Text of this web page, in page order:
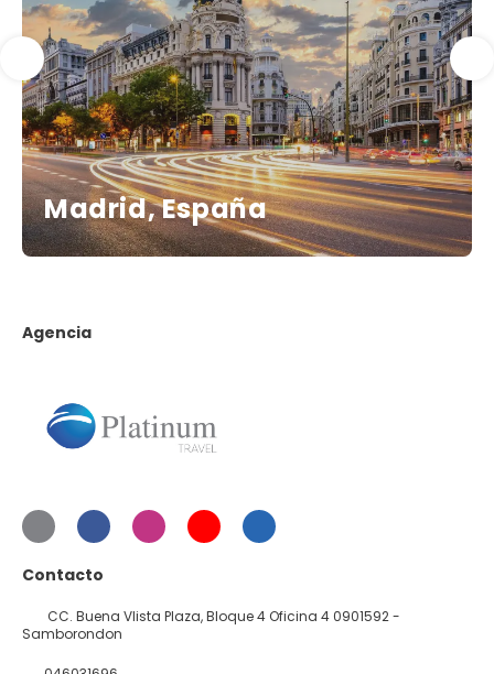
Madrid, España
Agencia
Contacto
CC. Buena VIista Plaza, Bloque 4 Oficina 4 0901592 -
Samborondon